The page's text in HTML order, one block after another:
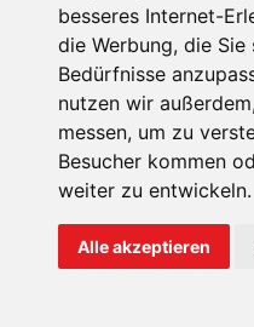
besseres Internet-
die Werbung, die Sie
Bedürfnisse
nutzen wir
messen, um zu
Besucher kommen
weiter zu entwickeln.
Alle akzeptieren
FABIAN STEINER
Vier in einem
Elektro-